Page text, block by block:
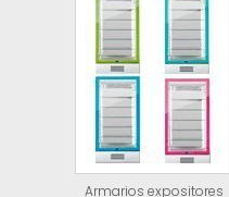
Armarios expositores